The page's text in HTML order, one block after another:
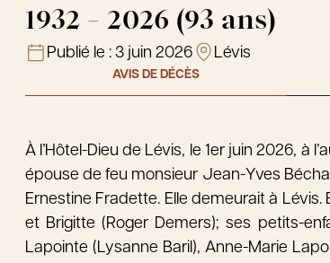
1932 - 2026 (93 ans)
Publié le : 3 juin 2026 Lévis
AVIS DE DÉCÈS
À l’Hôtel-Dieu de Lévis, le 1er juin 2026,
épouse de feu monsieur Jean-Yves
Ernestine Fradette. Elle demeurait à Lévis.
et Brigitte (Roger Demers); ses petits-
Lapointe (Lysanne Baril), Anne-Marie